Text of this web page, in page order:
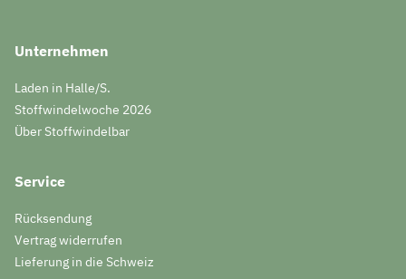
Unternehmen
Laden in Halle/S.
Stoffwindelwoche 2026
Über Stoffwindelbar
Service
Rücksendung
Vertrag widerrufen
Lieferung in die Schweiz